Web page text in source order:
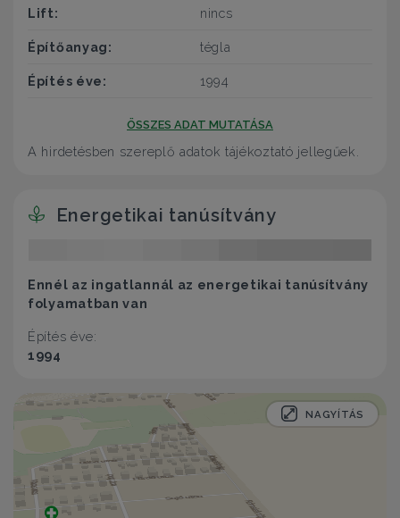
Lift: nincs
Építőanyag: tégla
Építés éve: 1994
ÖSSZES ADAT MUTATÁSA
A hirdetésben szereplő adatok tájékoztató jellegűek.
Energetikai tanúsítvány
Ennél az ingatlannál az energetikai tanúsítvány
folyamatban van
Építés éve:
1994
NAGYÍTÁS